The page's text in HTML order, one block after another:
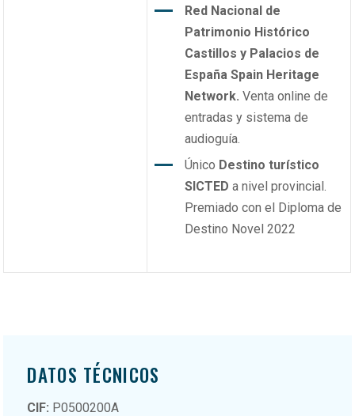
Red Nacional de
Patrimonio Histórico
Castillos y Palacios de
España Spain Heritage
Network. Venta online de
entradas y sistema de
audioguía.
Único Destino turístico
SICTED a nivel provincial.
Premiado con el Diploma de
Destino Novel 2022
DATOS TÉCNICOS
CIF: P0500200A